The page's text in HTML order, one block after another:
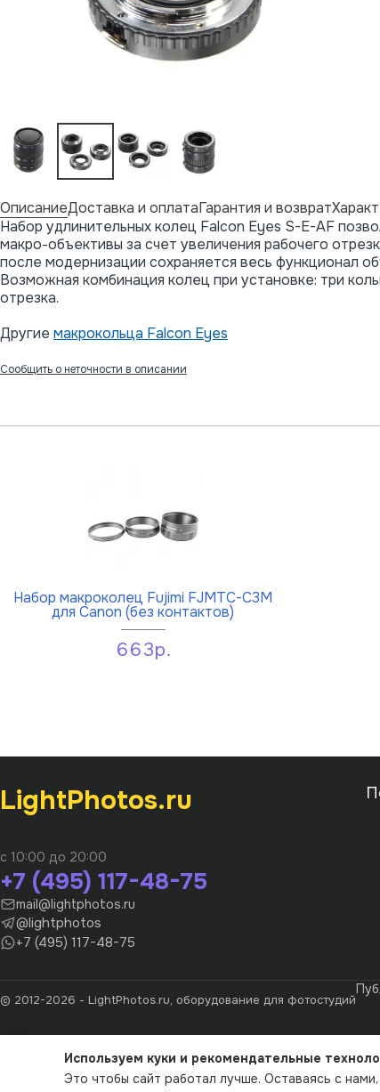
ОписаниеДоставка и оплатаГарантия и возврат
Набор удлинительных колец Falcon Eyes S-E-AF
макро-объективы за счет увеличения рабочего
после модернизации сохраняется весь функционал
Возможная комбинация колец при установке: три
отрезка.
Другие макрокольца Falcon Eyes
Сообщить о неточности в описании
Набор макроколец Fujimi FJMTC-C3M
для Canon (без контактов)
663р.
LightPhotos.ru
с 10:00 до 20:00
+7 (495) 117-48-75
mail@lightphotos.ru
@lightphotos
+7 (495) 117-48-75
© 2012-2026 - LightPhotos.ru, оборудование для фотостудий
Используем куки и рекомендательные
Это чтобы сайт работал лучше. Оставаясь с